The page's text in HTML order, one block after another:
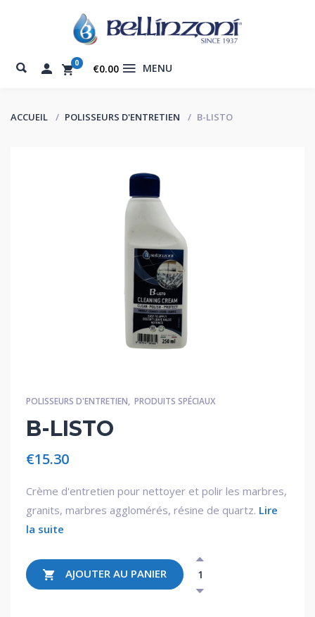
0 €0.00 MENU
ACCUEIL POLISSEURS D'ENTRETIEN B-LISTO
POLISSEURS D'ENTRETIEN, PRODUITS SPÉCIAUX
B-LISTO
€15.30
Crème d'entretien pour nettoyer et polir les marbres,
granits, marbres agglomérés, résine de quartz. Lire
la suite
AJOUTER AU PANIER